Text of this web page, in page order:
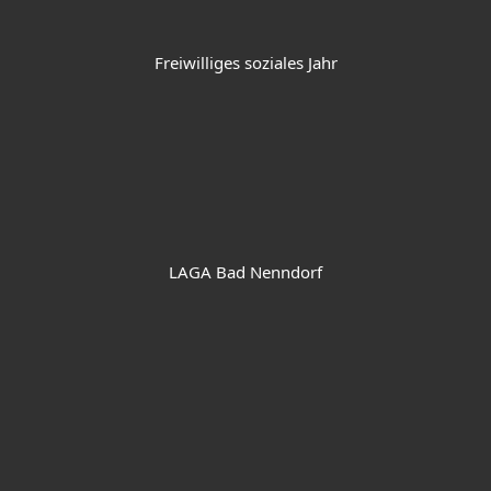
Freiwilliges soziales Jahr
LAGA Bad Nenndorf